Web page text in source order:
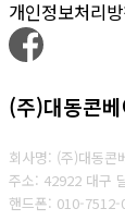
개인정보처리
(주)대동콘
회사명: (주)대동
주소: 42922 대구
핸드폰: 010-7512-